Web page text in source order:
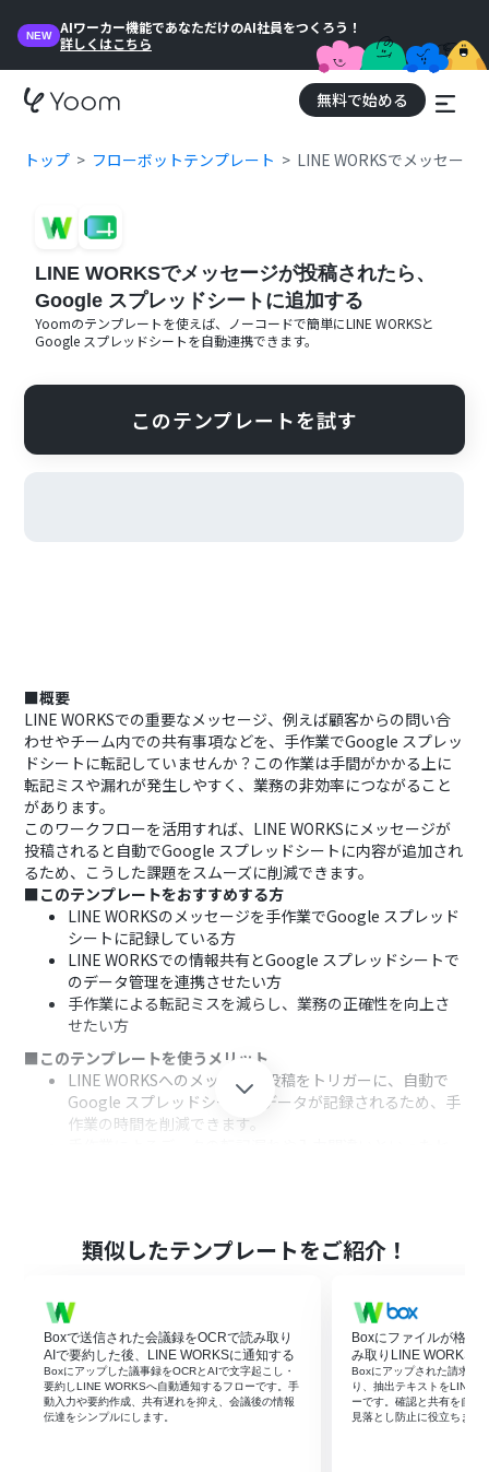
NEW
AIワーカー機能であなただけのAI社員をつくろう！
詳しくはこちら
無料で始める
トップ フローボットテンプレート LINE WORKSでメッセー
LINE WORKSでメッセージが投稿されたら、
Google スプレッドシートに追加する
Yoomのテンプレートを使えば、ノーコードで簡単にLINE WORKSと
Google スプレッドシートを自動連携できます。
このテンプレートを試す
■概要
LINE WORKSでの重要なメッセージ、例えば顧客からの問い合
わせやチーム内での共有事項などを、手作業でGoogle スプレッ
ドシートに転記していませんか？この作業は手間がかかる上に
転記ミスや漏れが発生しやすく、業務の非効率につながること
があります。
このワークフローを活用すれば、LINE WORKSにメッセージが
投稿されると自動でGoogle スプレッドシートに内容が追加され
るため、こうした課題をスムーズに削減できます。
■このテンプレートをおすすめする方
LINE WORKSのメッセージを手作業でGoogle スプレッド
シートに記録している方
LINE WORKSでの情報共有とGoogle スプレッドシートで
のデータ管理を連携させたい方
手作業による転記ミスを減らし、業務の正確性を向上さ
せたい方
■このテンプレートを使うメリット
LINE WORKSへのメッセージ投稿をトリガーに、自動で
Google スプレッドシートへデータが記録されるため、手
作業の時間を削減できます。
はじめに、LINE WORKSとGoogle スプレッドシートを
Yoomと連携します。
にメッセージが送信されたら」というアクションを設定し
ます。この設定により、指定したトークルームに新しいメ
ッセージが投稿されるとフローボットが起動します。
続いて、オペレーションでLINE WORKSの「ユーザーの取
得」アクションを設定し、メッセージを送信したユーザー
の情報を取得します。これにより、誰からのメッセージか
類似したテンプレートをご紹介！
Boxで送信された会議録をOCRで読み取り
AIで要約した後、LINE WORKSに通知する
Boxにアップした議事録をOCRとAIで文字起こし・
要約しLINE WORKSへ自動通知するフローです。手
動入力や要約作成、共有遅れを抑え、会議後の情報
伝達をシンプルにします。
Boxにファイルが格納
み取りLINE WORKS
Boxにアップされた請求書
り、抽出テキストをLINE
ーです。確認と共有を自動
見落とし防止に役立ちます